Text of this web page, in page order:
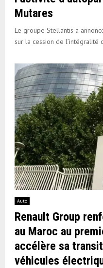
Mutares
Le groupe Stellantis a
sur la cession de l’intégralité
Auto
Renault Group
au Maroc au
accélère sa
véhicules